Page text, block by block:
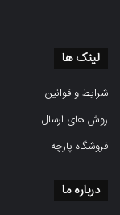
لینک ها
شرایط و قوانین
روش های ارسال
فروشگاه پارچه
درباره ما